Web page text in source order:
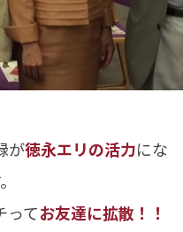
が徳永エリの活力にな
ってお友達に拡散！！